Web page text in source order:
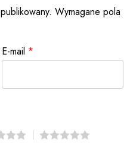
Wymagane pola
E-mail *